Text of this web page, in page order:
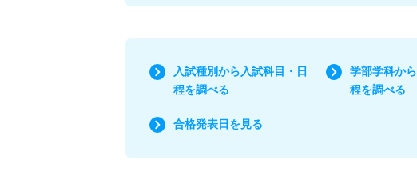
入試種別から入試科目・日
程を調べる
学部学科か
程を調べる
合格発表日を見る